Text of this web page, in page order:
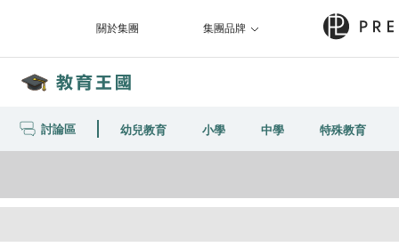
關於集團 集團品牌
討論區 幼兒教育 小學 中學 特殊教育